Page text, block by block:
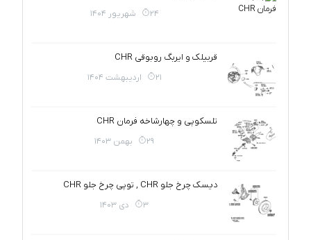
24 شهریور 1404
قربیلک و ایربگ روبوقی CHR
21 اردیبهشت 1404
تلسکوپی و چهارشاخه فرمان CHR
29 بهمن 1403
دیسک چرخ جلو CHR , توپی چرخ جلو CHR
3 دی 1403